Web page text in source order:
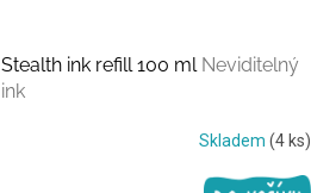
Stealth ink refill 100 ml Neviditelný
ink
Skladem (4 ks)